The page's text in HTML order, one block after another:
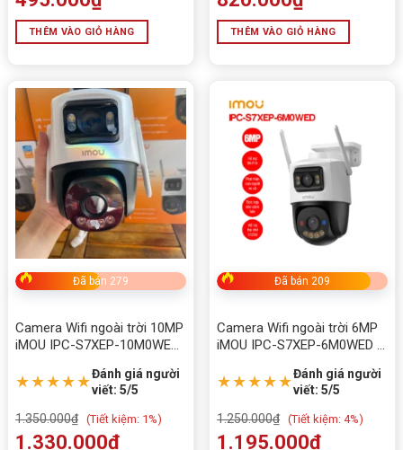
Độ phân giải
4MP (2560×1440), 25fps
Cảm biến
1/2.9” CMOS, F1.0
Kết nối
WiFi 2.4GHz + LAN RJ45
Xoay
Pan 345°, Tilt 90°
Đàm thoại
Hai chiều, mic + loa
Lưu trữ
MicroSD 512GB
Chuẩn bảo vệ
IP66, dùng ngoài trời
Cảnh báo
Âm thanh + ánh sáng chủ động
App hỗ trợ
Uniarch Client, Uniarch App
Nhiệt độ hoạt động
-30°C đến 60°C
🛒 Mua Camera Wifi UNV Uho-P2C-M4F4
4MP 4MPChính Hãng tại Tấn Phát AD
THÊM VÀO GIỎ HÀNG THÊM VÀO GIỎ HÀNG
Đã bán 279
Camera Wifi ngoài trời 10MP
iMOU IPC-S7XEP-10M0WED
★★★★★Đánh giá người
viết: 5/5
1.350.000₫ (Tiết kiệm: 1%)
1.330.000₫
Đã bán 209
Camera Wifi ngoài trời 6MP
iMOU IPC-S7XEP-6M0WED [2
★★★★★Đánh giá người
viết: 5/5
1.250.000₫ (Tiết kiệm: 4%)
1.195.000₫